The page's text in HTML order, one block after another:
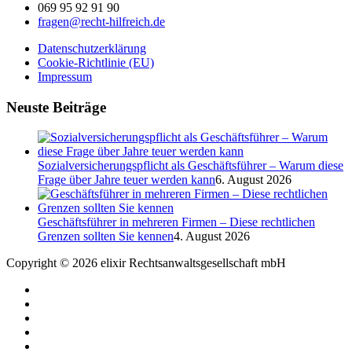
069 95 92 91 90
fragen@recht-hilfreich.de
Datenschutzerklärung
Cookie-Richtlinie (EU)
Impressum
Neuste Beiträge
Sozialversicherungspflicht als Geschäftsführer – Warum diese
Frage über Jahre teuer werden kann6. August 2026
Geschäftsführer in mehreren Firmen – Diese rechtlichen
Grenzen sollten Sie kennen4. August 2026
Copyright © 2026 elixir Rechtsanwaltsgesellschaft mbH